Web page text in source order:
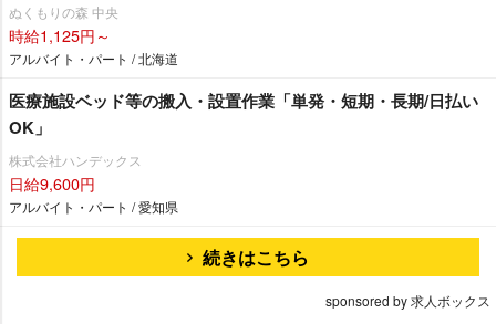
ぬくもりの森 中央
時給1,125円～
アルバイト・パート / 北海道
医療施設ベッド等の搬入・設置作業「単発・短期・長期/日払い
OK」
株式会社ハンデックス
日給9,600円
アルバイト・パート / 愛知県
続きはこちら
sponsored by 求人ボックス